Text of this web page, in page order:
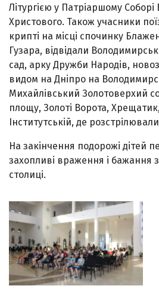
Літургією у Патріаршому Соборі
Христового. Також учасники
крипті на місці спочинку
Гузара, відвідали
сад, арку Дружби Народів,
видом на Дніпро на
Михайлівський Золотоверхий
площу, Золоті Ворота,
Інститутській, де
На закінчення подорожі дітей
захопливі враження і бажання
столиці.